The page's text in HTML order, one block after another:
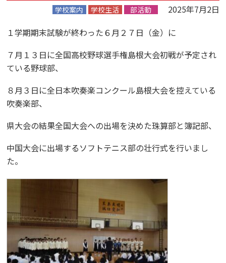
学校案内 学校生活 部活動
2025年7月2日
１学期期末試験が終わった６月２７日（金）に
７月１３日に全国高校野球選手権島根大会初戦が予定され
ている野球部、
８月３日に全日本吹奏楽コンクール島根大会を控えている
吹奏楽部、
県大会の結果全国大会への出場を決めた珠算部と簿記部、
中国大会に出場するソフトテニス部の壮行式を行いまし
た。